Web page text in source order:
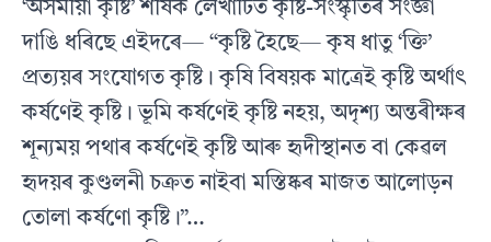
‘অসমীয়া কৃষ্টি’ শীৰ্ষক লেখাটিত কৃষ্টি-সংস্কৃতিৰ সংজ্ঞা
দাঙি ধৰিছে এইদৰে— “কৃষ্টি হৈছে— কৃষ ধাতু ‘ক্তি’
প্ৰত্যয়ৰ সংযোগত কৃষ্টি। কৃষি বিষয়ক মাত্ৰেই কৃষ্টি অৰ্থাৎ
কৰ্ষণেই কৃষ্টি। ভূমি কৰ্ষণেই কৃষ্টি নহয়, অদৃশ্য অন্তৰীক্ষৰ
শূন্যময় পথাৰ কৰ্ষণেই কৃষ্টি আৰু হৃদীস্থানত বা কেৱল
হৃদয়ৰ কুণ্ডলনী চক্ৰত নাইবা মস্তিষ্কৰ মাজত আলোড়ন
তোলা কৰ্ষণো কৃষ্টি।”…